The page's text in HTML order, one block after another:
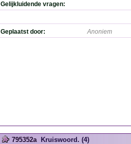
Gelijkluidende vragen:
Geplaatst door: Anoniem
795352a Kruiswoord. (4)